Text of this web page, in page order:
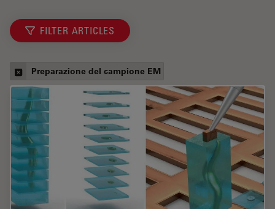
FILTER ARTICLES
Preparazione del campione EM